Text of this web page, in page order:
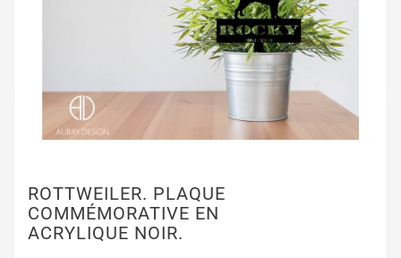
ROTTWEILER. PLAQUE
COMMÉMORATIVE EN
ACRYLIQUE NOIR.